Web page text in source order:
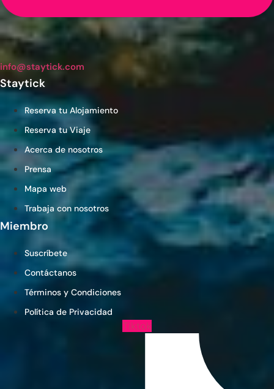
info@staytick.com
Staytick
Reserva tu Alojamiento
Reserva tu Viaje
Acerca de nosotros
Prensa
Mapa web
Trabaja con nosotros
Miembro
Suscríbete
Contáctanos
Términos y Condiciones
Política de Privacidad
Tiktok